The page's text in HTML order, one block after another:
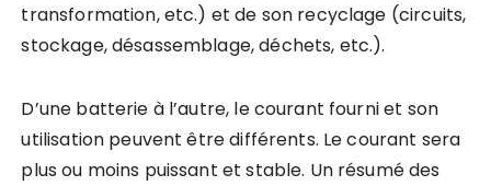
transformation, etc.) et de son recyclage (circuits,
stockage, désassemblage, déchets, etc.).
D’une batterie à l’autre, le courant fourni et son
utilisation peuvent être différents. Le courant sera
plus ou moins puissant et stable. Un résumé des